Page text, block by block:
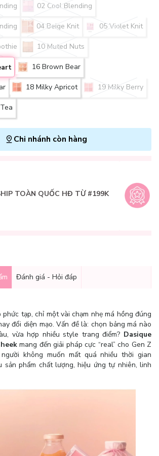
02 Cool Blending
04 Beige Knit 05 Violet Knit
10 Muted Nuts
16 Brown Bear
18 Milky Apricot 19 Milky Berry
Chi nhánh còn hàng
TOÀN QUỐC HĐ TỪ #199K
Đánh giá - Hỏi đáp
phức tạp, chỉ một vài chạm nhẹ má hồng đúng
đổi diện mạo. Vấn đề là: chọn bảng má nào
vừa hợp nhiều style trang điểm? Dasique
mang đến giải pháp cực “real” cho Gen Z
không muốn mất quá nhiều thời gian
sản phẩm chất lượng, hiệu ứng tự nhiên, linh